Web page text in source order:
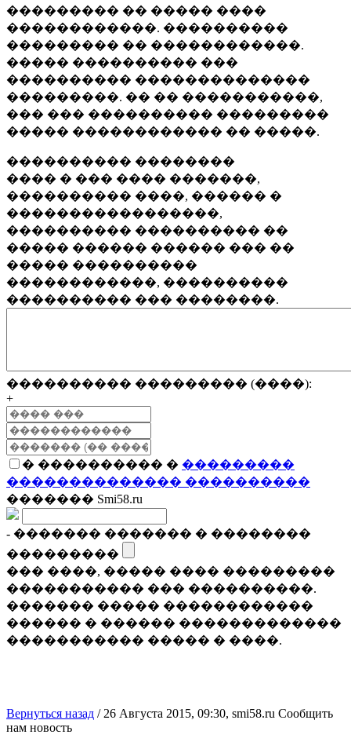
��������� �� ����� ����
������������. ����������
��������� �� ������������.
����� ���������� ���
���������� ��������������
���������. �� �� �����������,
��� ��� ���������� ���������
����� ������������ �� �����.
���������� ��������
���� � ��� ���� �������,
���������� ����, ������ �
�����������������,
���������� ���������� ��
����� ������ ������ ��� ��
����� ����������
������������, ����������
���������� ��� ��������.
���������� ��������� (����):
+
� ���������� � ���������
�������������� ����������
������� Smi58.ru
- ������� ������� � ��������
���������
��� ����, ����� ���� ���������
����������� ��� ����������.
������� ����� ������������
������ � ������ �������������
����������� ����� � ����.
Вернуться назад / 26 Августа 2015, 09:30, smi58.ru Сообщить
нам новость